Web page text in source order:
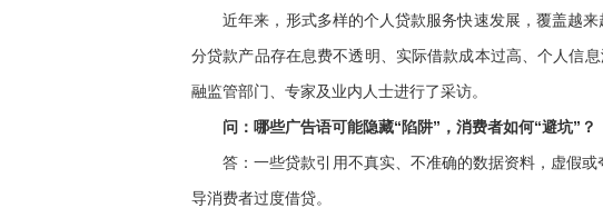
近年来，形式多样的个人贷款服务快速发展，覆盖越来
分贷款产品存在息费不透明、实际借款成本过高、个人信
融监管部门、专家及业内人士进行了采访。
问：哪些广告语可能隐藏“陷阱”，消费者如何“避坑”？
答：一些贷款引用不真实、不准确的数据资料，虚假或
导消费者过度借贷。